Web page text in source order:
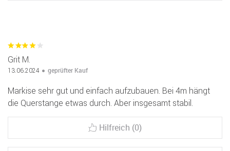
Grit M.
13.06.2024 geprüfter Kauf
Markise sehr gut und einfach aufzubauen. Bei 4m hängt
die Querstange etwas durch. Aber insgesamt stabil.
Hilfreich (0)